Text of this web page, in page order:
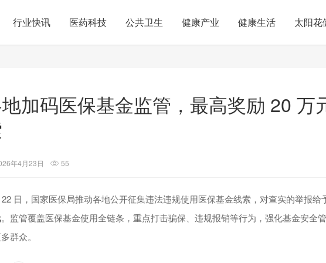
行业快讯 医药科技 公共卫生 健康产业 健康生活 太阳花
加码医保基金监管，最高奖励 20 万
年4月23日 55
日，国家医保局推动各地公开征集违法违规使用医保基金线索，对查实的举报给
。监管覆盖医保基金使用全链条，重点打击骗保、违规报销等行为，强化基金安全
群众。